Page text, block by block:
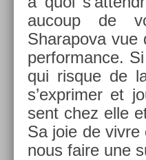
aucoup de
Sharapova vue
per­for­mance.
qui ris­que de
s’exprim­er et
sent chez elle
Sa joie de
nous faire une